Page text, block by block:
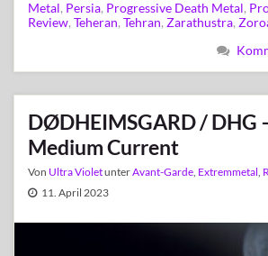
Metal, Persia, Progressive Death Metal,
Review, Teheran, Tehran, Zarathustra,
DØDHEIMSGARD / DHG
Medium Current
Von Ultra VioletunterAvant-Garde Extremmetal
11. April 2023